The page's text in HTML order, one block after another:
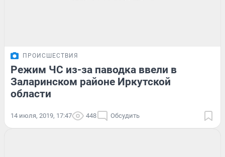
ПРОИСШЕСТВИЯ
Режим ЧС из-за паводка ввели в
Заларинском районе Иркутской
области
14 июля, 2019, 17:47 448 Обсудить